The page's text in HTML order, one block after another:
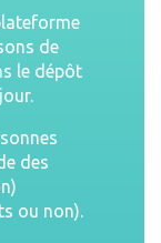
de
le dépôt
des
ou non).